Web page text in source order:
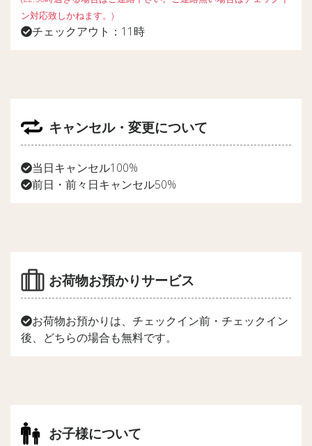
ン対応致しかねます。)
チェックアウト：11時
キャンセル・変更について
当日キャンセル100%
前日・前々日キャンセル50%
お荷物お預かりサービス
お荷物お預かりは、チェックイン前・チェックイン
後、どちらの場合も無料です。
お子様について